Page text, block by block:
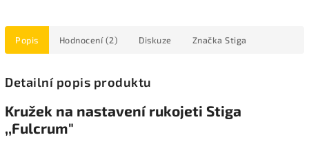
Popis Hodnocení (2) Diskuze Značka Stiga
Detailní popis produktu
Kružek na nastavení rukojeti Stiga
,,Fulcrum"